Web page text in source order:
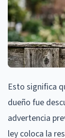
Esto significa
dueño fue
advertencia
ley coloca la